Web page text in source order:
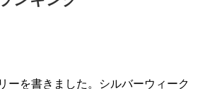
ーを書きました。シルバーウィーク